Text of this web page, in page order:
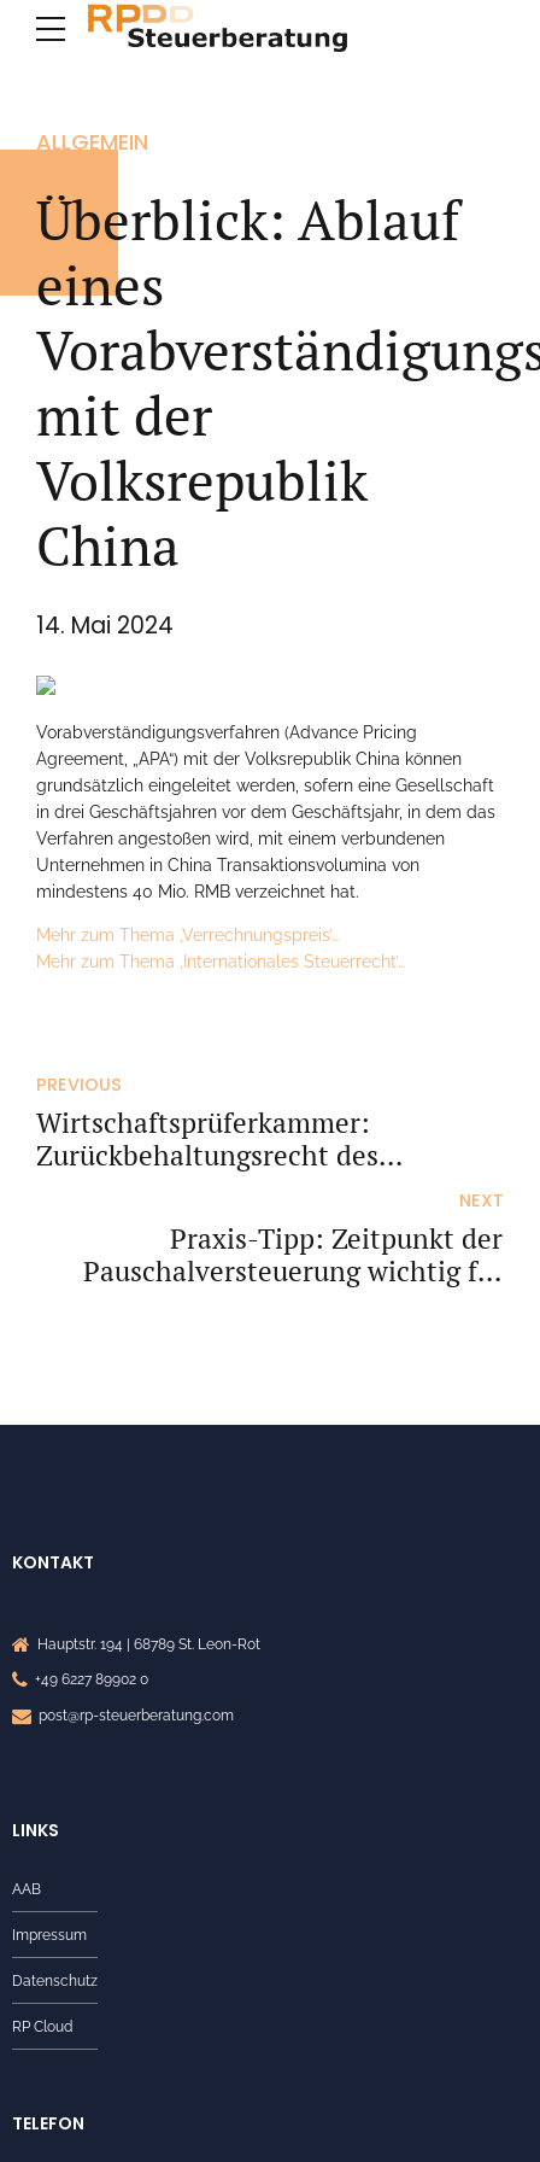
ALLGEMEIN
Überblick: Ablauf
eines
mit der
Volksrepublik
China
14. Mai 2024
Vorabverständigungsverfahren (Advance Pricing
Agreement, „APA“) mit der Volksrepublik China können
grundsätzlich eingeleitet werden, sofern eine Gesellschaft
in drei Geschäftsjahren vor dem Geschäftsjahr, in dem das
Verfahren angestoßen wird, mit einem verbundenen
Unternehmen in China Transaktionsvolumina von
mindestens 40 Mio. RMB verzeichnet hat.
Mehr zum Thema ‚Verrechnungspreis’…
Mehr zum Thema ‚Internationales Steuerrecht’…
PREVIOUS
Wirtschaftsprüferkammer:
Zurückbehaltungsrecht des
Wirtschaftsprüfers
NEXT
Praxis-Tipp: Zeitpunkt der
Pauschalversteuerung wichtig für
KONTAKT
Hauptstr. 194 | 68789 St. Leon-Rot
+49 6227 89902 0
post@rp-steuerberatung.com
LINKS
AAB
Impressum
Datenschutz
RP Cloud
TELEFON